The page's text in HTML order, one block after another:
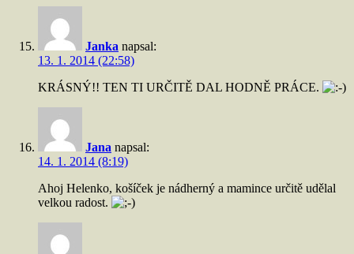
Janka napsal:
13. 1. 2014 (22:58)
KRÁSNÝ!! TEN TI URČITĚ DAL HODNĚ PRÁCE.
Jana napsal:
14. 1. 2014 (8:19)
Ahoj Helenko, košíček je nádherný a mamince určitě udělal
velkou radost.